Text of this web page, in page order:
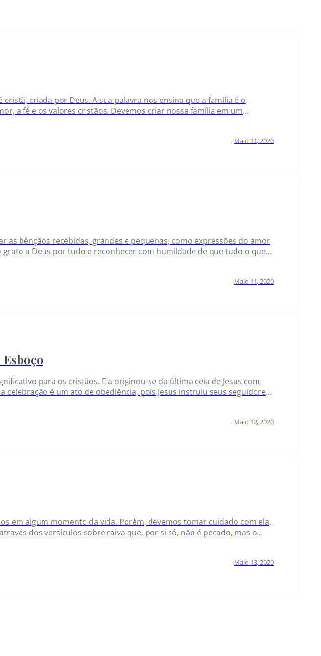
criada por Deus. A sua palavra nos ensina que a família é o
a fé e os valores cristãos. Devemos criar nossa família em um
Maio 11, 2020
as bênçãos recebidas, grandes e pequenas, como expressões do amor
a Deus por tudo e reconhecer com humildade de que tudo o que
Maio 11, 2020
para os cristãos. Ela originou-se da última ceia de Jesus com
celebração é um ato de obediência, pois Jesus instruiu seus seguidores
Maio 12, 2020
em algum momento da vida. Porém, devemos tomar cuidado com ela,
dos versículos sobre raiva que, por si só, não é pecado, mas o
Maio 13, 2020